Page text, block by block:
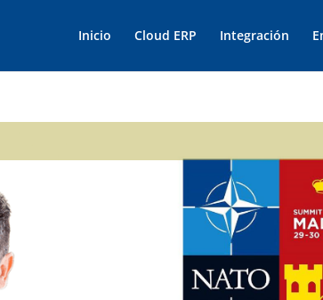
Inicio Cloud ERP Integración